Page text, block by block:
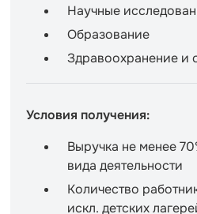
Научные
Образование
Здравоохранение и
Условия получения:
Выручка не менее
вида деятельности
Количество
искл. детских